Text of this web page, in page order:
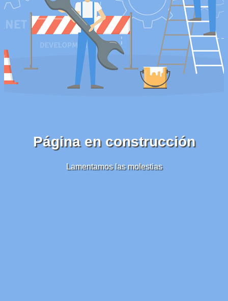
Página en construcción
Lamentamos las molestias